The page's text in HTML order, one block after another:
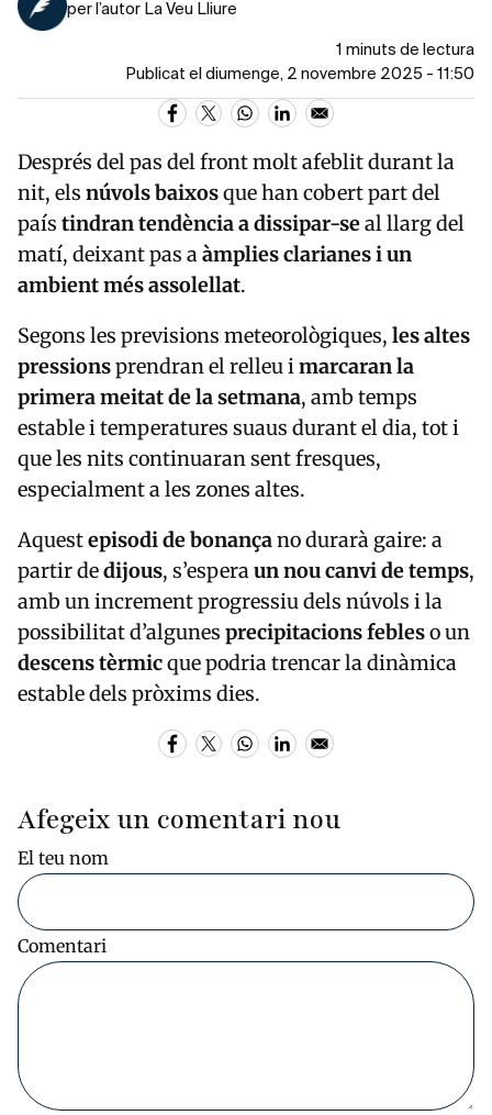
per l’autor La Veu Lliure
1 minuts de lectura
Publicat el diumenge, 2 novembre 2025 - 11:50
Després del pas del front molt afeblit durant la
nit, els núvols baixosque han cobert part del
país tindran tendència a dissipar-seal llarg del
matí, deixant pas aàmplies clarianes i un
ambient més assolellat.
Segons les previsions meteorològiques, les altes
pressionsprendran el relleu imarcaran la
primera meitat de la setmana, amb temps
estable i temperatures suaus durant el dia, tot i
que les nits continuaran sent fresques,
especialment a les zones altes.
Aquestepisodi de bonançano durarà gaire: a
partir dedijous, s’esperaun nou canvi de temps,
amb un increment progressiu dels núvols i la
possibilitat d’algunes precipitacions febleso un
descens tèrmicque podria trencar la dinàmica
estable dels pròxims dies.
Afegeix un comentari nou
El teu nom
Comentari